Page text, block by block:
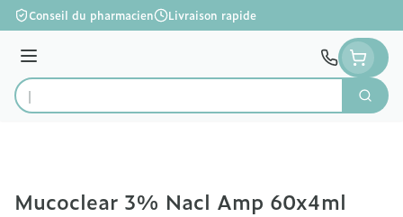
Aller au contenu
Conseil du pharmacien Livraison rapide
Menu
Rechercher
Mucoclear 3% Nacl Amp 60x4ml